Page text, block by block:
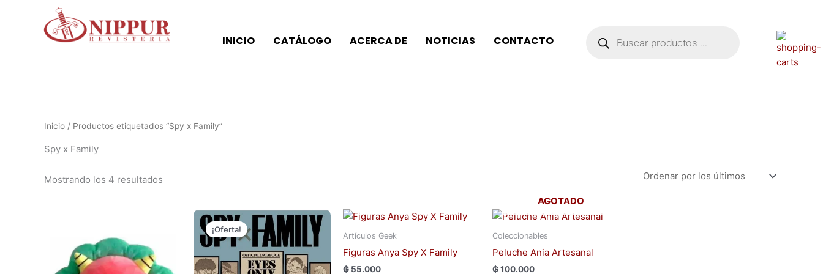
INICIO CATÁLOGO ACERCA DE NOTICIAS CONTACTO
productos
Inicio / Productos etiquetados “Spy x Family”
Spy x Family
Mostrando los 4 resultados
los
últimos
¡Oferta!
El
precio
original
era:
₲ 110.000.
El
precio
actual
es:
₲ 100.000.
Artículos Geek
Figuras Anya Spy X Family
₲ 55.000
Este
producto
múltiples
AGOTADO
Coleccionables
Peluche Ania Artesanal
₲100.000